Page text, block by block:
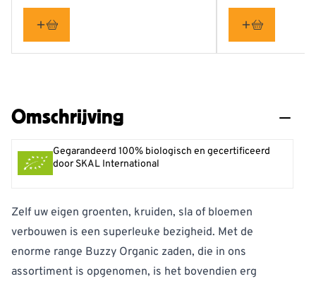
Omschrijving
Gegarandeerd 100% biologisch en gecertificeerd
door SKAL International
Zelf uw eigen groenten, kruiden, sla of bloemen
verbouwen is een superleuke bezigheid. Met de
enorme range Buzzy Organic zaden, die in ons
assortiment is opgenomen, is het bovendien erg